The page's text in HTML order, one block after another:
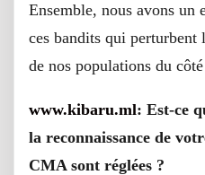
Ensemble, nous avons un
ces bandits qui perturbent
de nos populations du
www.kibaru.ml: Est-ce
la reconnaissance de
CMA sont réglées ?